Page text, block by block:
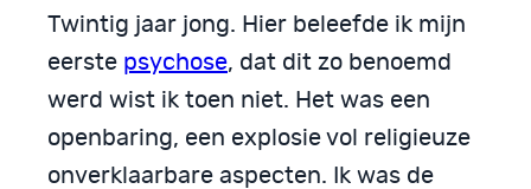
Twintig jaar jong. Hier beleefde ik mijn
eerste psychose, dat dit zo benoemd
werd wist ik toen niet. Het was een
openbaring, een explosie vol religieuze
onverklaarbare aspecten. Ik was de